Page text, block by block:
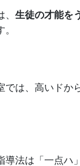
生徒の才能を
では、高いドか
法は「一点ハ